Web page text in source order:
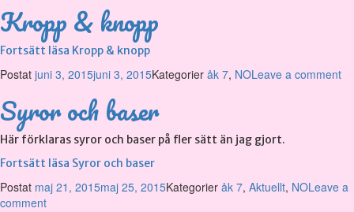
Kropp & knopp
Fortsätt läsa Kropp & knopp
Postat juni 3, 2015juni 3, 2015Kategorier åk 7, NOLeave a comment
Syror och baser
Här förklaras syror och baser på fler sätt än jag gjort.
Fortsätt läsa Syror och baser
Postat maj 21, 2015maj 25, 2015Kategorier åk 7, Aktuellt, NOLeave a
comment